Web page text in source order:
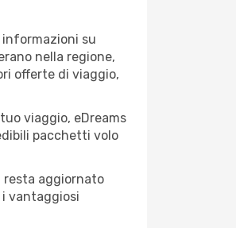
informazioni su
nella regione,
offerte di viaggio,
viaggio, eDreams
pacchetti volo
resta aggiornato
vantaggiosi